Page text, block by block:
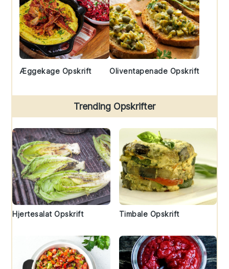
Æggekage Opskrift Oliventapenade Opskrift
Trending Opskrifter
Hjertesalat Opskrift Timbale Opskrift